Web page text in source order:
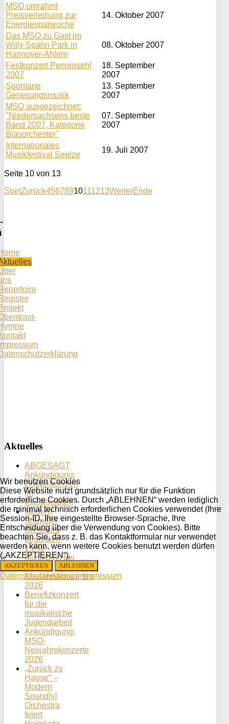
MSO umrahmt
Preisverleihung zur
Energiesparwoche
14. Oktober 2007
Das MSO zu Gast im
Willy Spahn Park in
Hannover-Ahlem
08. Oktober 2007
Festkonzert Pennigsehl
2007
18. September
2007
Spontane
Genesungsmusik
13. September
2007
MSO ausgezeichnet:
"Niedersachsens beste
Band 2007, Kategorie
Blasorchester"
07. September
2007
Internationales
Musikfestival Seelze
19. Juli 2007
Seite 10 von 13
StartZurück45678910111213WeiterEnde
Aktuelles
ABGESAGT
Ankündigung:
Doppelkonzert
im
Klostergarten
Modern
Sound[s]
Orchestra
begeistert
1.250
Musikfans bei
den
Neujahrskonzerten
2026
Benefizkonzert
für die
musikalische
Jugendarbeit
Ankündigung:
MSO-
Neujahrskonzerte
2026
„Zurück zu
Hause“ –
Modern
Sound[s]
Orchestra
feiert
Wir benutzen Cookies
Diese Website nutzt grundsätzlich nur für die Funktion
erforderliche Cookies. Durch „ABLEHNEN“ werden lediglich
die minimal technisch erforderlichen Cookies verwendet (Ihre
Session-ID, Ihre eingestellte Browser-Sprache, Ihre
Entscheidung über die Verwendung von Cookies). Bitte
beachten Sie, dass z. B. das Kontaktformular nur verwendet
werden kann, wenn weitere Cookies benutzt werden dürfen
(„AKZEPTIEREN“).
AKZEPTIEREN ABLEHNEN
Datenschutzerklärung Impressum